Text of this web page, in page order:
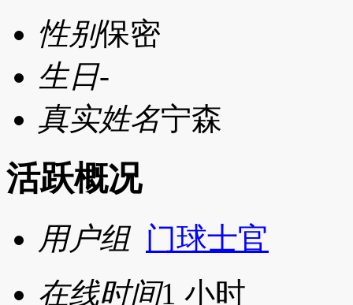
性别保密
生日-
真实姓名宁森
活跃概况
用户组 门球士官
在线时间1 小时